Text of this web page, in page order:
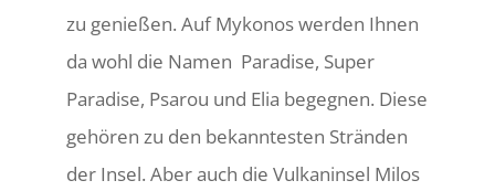
zu genießen. Auf Mykonos werden Ihnen
da wohl die Namen Paradise, Super
Paradise, Psarou und Elia begegnen. Diese
gehören zu den bekanntesten Stränden
der Insel. Aber auch die Vulkaninsel Milos